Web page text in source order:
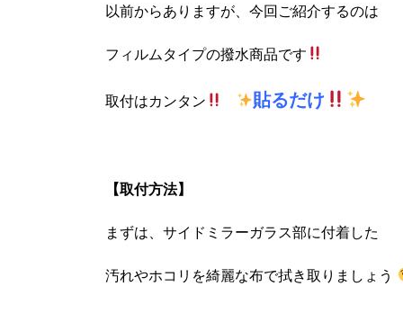
以前からありますが、今回ご紹介するのは
フィルムタイプの撥水商品です
取付はカンタン 貼るだけ
【取付方法】
まずは、サイドミラーガラス部に付着した
汚れやホコリを綺麗な布で拭き取りましょう